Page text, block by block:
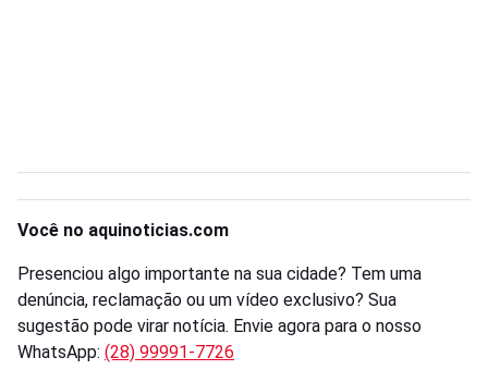
Você no aquinoticias.com
Presenciou algo importante na sua cidade? Tem uma
denúncia, reclamação ou um vídeo exclusivo? Sua
sugestão pode virar notícia. Envie agora para o nosso
WhatsApp: (28) 99991-7726